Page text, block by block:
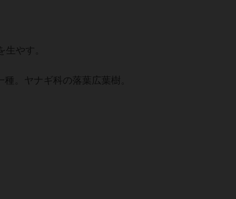
やす。
。ヤナギ科の落葉広葉樹。